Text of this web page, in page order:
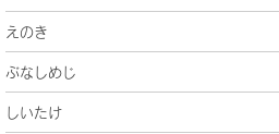
えのき
ぶなしめじ
しいたけ